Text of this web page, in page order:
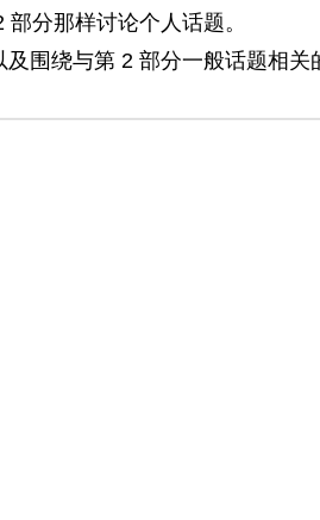
分那样讨论个人话题。
围绕与第 2 部分一般话题相关